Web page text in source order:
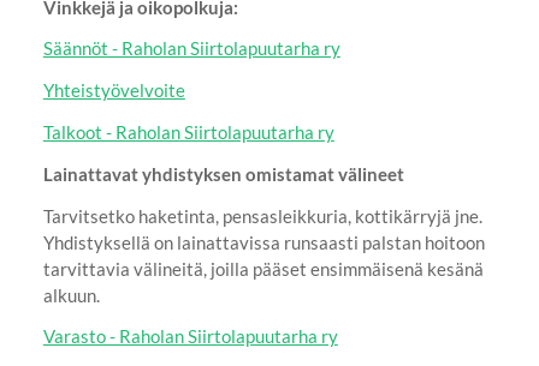
Vinkkejä ja oikopolkuja:
Säännöt - Raholan Siirtolapuutarha ry
Yhteistyövelvoite
Talkoot - Raholan Siirtolapuutarha ry
Lainattavat yhdistyksen omistamat välineet
Tarvitsetko haketinta, pensasleikkuria, kottikärryjä jne.
Yhdistyksellä on lainattavissa runsaasti palstan hoitoon
tarvittavia välineitä, joilla pääset ensimmäisenä kesänä
alkuun.
Varasto - Raholan Siirtolapuutarha ry